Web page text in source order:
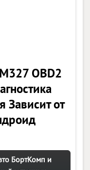
OBD2
Зависит от
БортКомп и